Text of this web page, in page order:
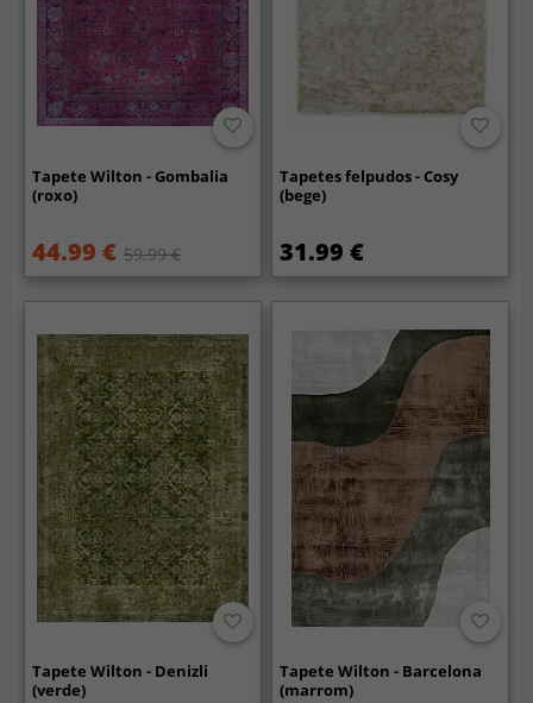
Tapete Wilton - Gombalia
(roxo)
44.99 € 59.99 €
Tapetes felpudos - Cosy
(bege)
31.99 €
Tapete Wilton - Denizli
(verde)
Tapete Wilton - Barcelona
(marrom)